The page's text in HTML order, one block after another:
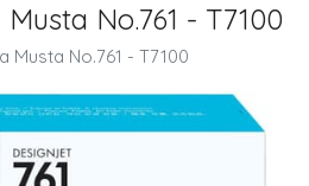
No.761 - T7100
Musta No.761 - T7100